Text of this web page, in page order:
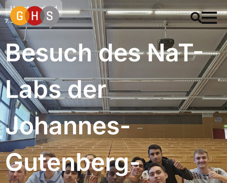
Uncategorized
7. Juli 2023
Besuch des NaT-
Labs der
Johannes-
Gutenberg-